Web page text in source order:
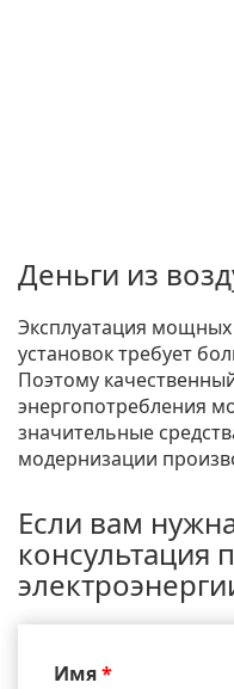
Деньги из
Эксплуатация
установок требует
Поэтому
энергопотребления
значительные
модернизации
Если вам
консультация
Имя*